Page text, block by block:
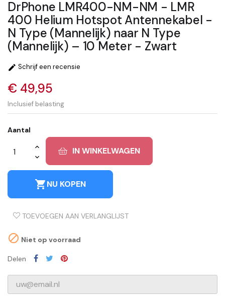
DrPhone LMR400-NM-NM - LMR
400 Helium Hotspot Antennekabel -
N Type (Mannelijk) naar N Type
(Mannelijk) – 10 Meter - Zwart
 Schrijf een recensie
€ 49,95
Inclusief belasting
Aantal
IN WINKELWAGEN
shopping_cartNU KOPEN
TOEVOEGEN AAN VERLANGLIJST
 Niet op voorraad
Delen